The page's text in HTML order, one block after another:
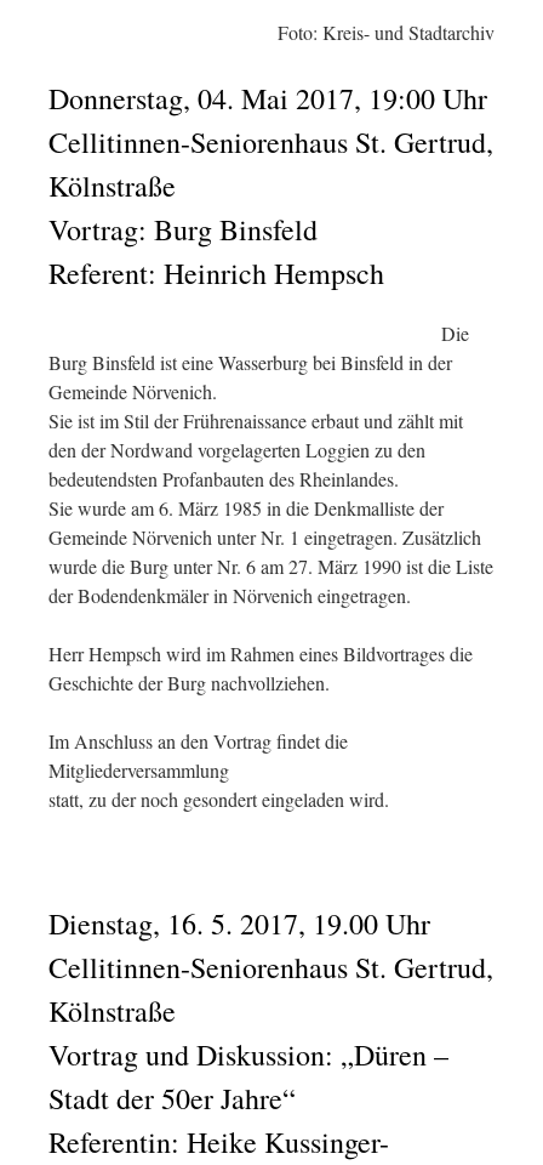
Foto: Kreis- und Stadtarchiv
Donnerstag, 04. Mai 2017, 19:00 Uhr
Cellitinnen-Seniorenhaus St. Gertrud,
Kölnstraße
Vortrag: Burg Binsfeld
Referent: Heinrich Hempsch
Die
Burg Binsfeld ist eine Wasserburg bei Binsfeld in der
Gemeinde Nörvenich.
Sie ist im Stil der Frührenaissance erbaut und zählt mit
den der Nordwand vorgelagerten Loggien zu den
bedeutendsten Profanbauten des Rheinlandes.
Sie wurde am 6. März 1985 in die Denkmalliste der
Gemeinde Nörvenich unter Nr. 1 eingetragen. Zusätzlich
wurde die Burg unter Nr. 6 am 27. März 1990 ist die Liste
der Bodendenkmäler in Nörvenich eingetragen.
Herr Hempsch wird im Rahmen eines Bildvortrages die
Geschichte der Burg nachvollziehen.
Im Anschluss an den Vortrag findet die
Mitgliederversammlung
statt, zu der noch gesondert eingeladen wird.
Dienstag, 16. 5. 2017, 19.00 Uhr
Cellitinnen-Seniorenhaus St. Gertrud,
Kölnstraße
Vortrag und Diskussion: „Düren –
Stadt der 50er Jahre“
Referentin: Heike Kussinger-